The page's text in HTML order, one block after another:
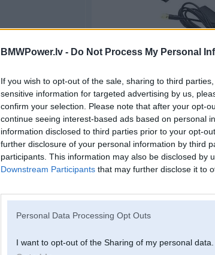
BMWPower.lv - Do Not Process My Personal
If you wish to opt-out of the sale, sharing to third
sensitive information for targeted advertising by us,
confirm your selection. Please note that after your opt-
continue seeing interest-based ads based on personal
information disclosed to third parties prior to your opt-
further disclosure of your personal information by third
participants. This information may also be disclosed by
Downstream Participants that may further disclose it to
Personal Data Processing Opt Outs
I want to opt-out of the Sharing of my personal data.
Spied uz bildes, lai redzētu pilnā izmērā
15 Dec 2021, 21:31:35@sys9291